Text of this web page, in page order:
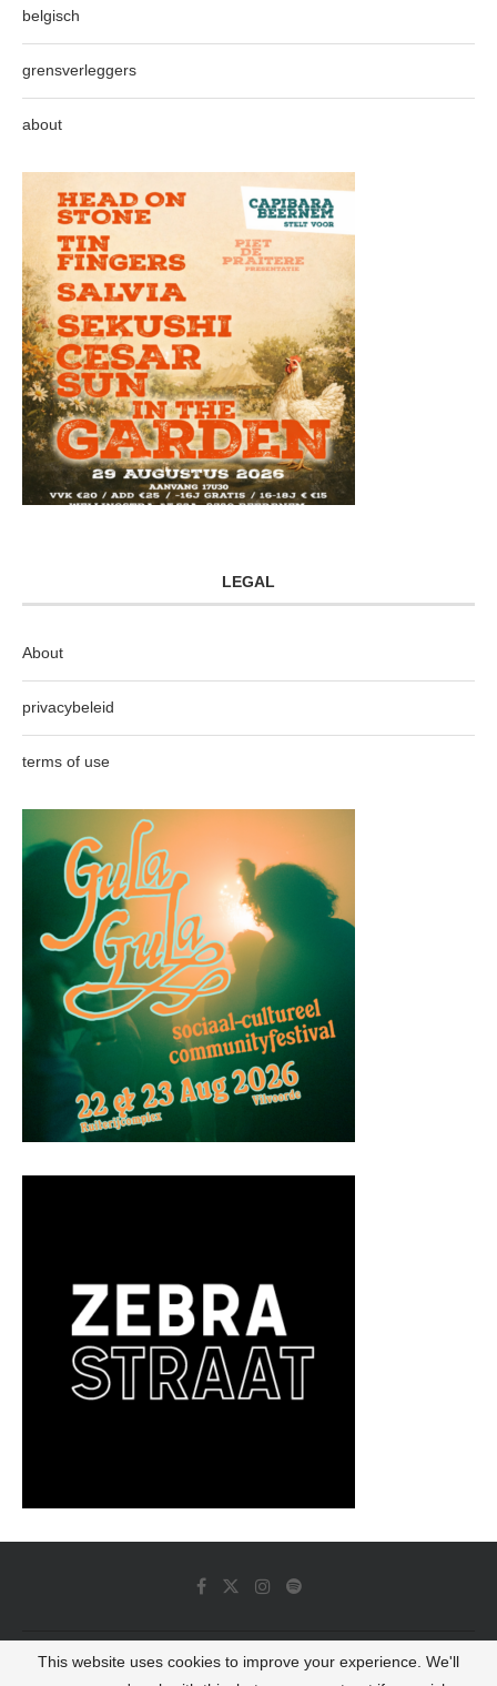
belgisch
grensverleggers
about
LEGAL
About
privacybeleid
terms of use
© 2022 - Luminous Dash All Rights Reserved
This website uses cookies to improve your experience. We'll